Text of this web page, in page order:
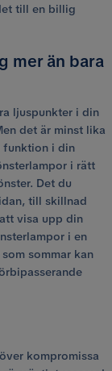
till en billig
mer än bara
ljuspunkter i din
det är minst lika
funktion i din
i rätt
Det du
till skillnad
visa upp din
i en
sommar kan
kompromissa